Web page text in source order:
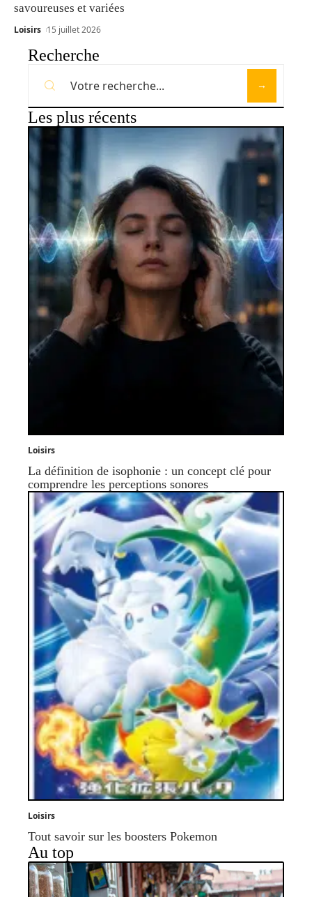
savoureuses et variées
Loisirs 15 juillet 2026
Recherche
Les plus récents
Loisirs
La définition de isophonie : un concept clé pour
comprendre les perceptions sonores
Loisirs
Tout savoir sur les boosters Pokemon
Au top